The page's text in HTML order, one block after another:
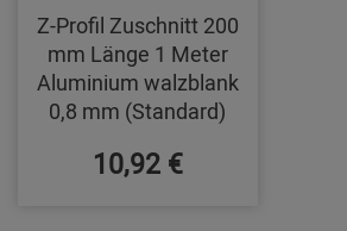
Z-Profil Zuschnitt 200
mm Länge 1 Meter
Aluminium walzblank
0,8 mm (Standard)
10,92 €